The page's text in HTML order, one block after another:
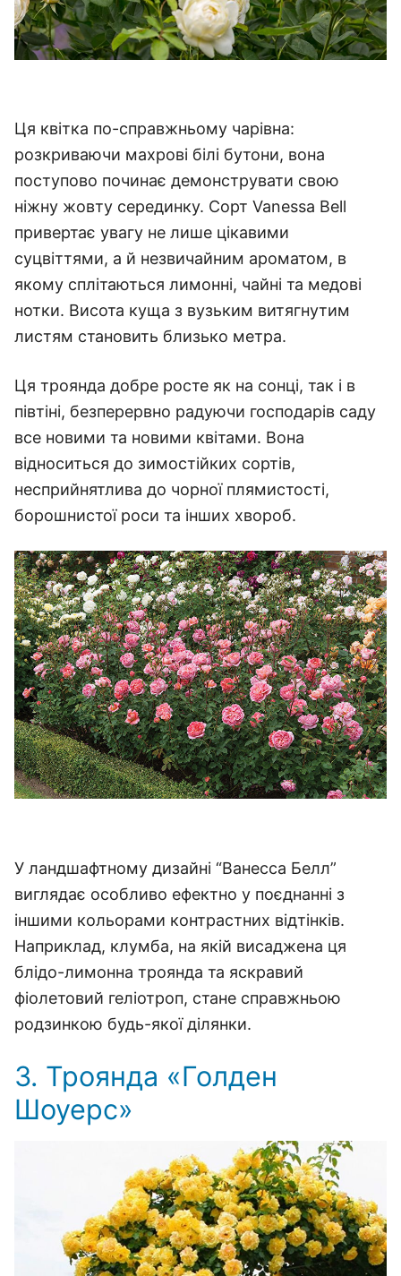
Ця квітка по-справжньому чарівна:
розкриваючи махрові білі бутони, вона
поступово починає демонструвати свою
ніжну жовту серединку. Сорт Vanessa Bell
привертає увагу не лише цікавими
суцвіттями, а й незвичайним ароматом, в
якому сплітаються лимонні, чайні та медові
нотки. Висота куща з вузьким витягнутим
листям становить близько метра.
Ця троянда добре росте як на сонці, так і в
півтіні, безперервно радуючи господарів саду
все новими та новими квітами. Вона
відноситься до зимостійких сортів,
несприйнятлива до чорної плямистості,
борошнистої роси та інших хвороб.
У ландшафтному дизайні “Ванесса Белл”
виглядає особливо ефектно у поєднанні з
іншими кольорами контрастних відтінків.
Наприклад, клумба, на якій висаджена ця
блідо-лимонна троянда та яскравий
фіолетовий геліотроп, стане справжньою
родзинкою будь-якої ділянки.
3. Троянда «Голден
Шоуерс»